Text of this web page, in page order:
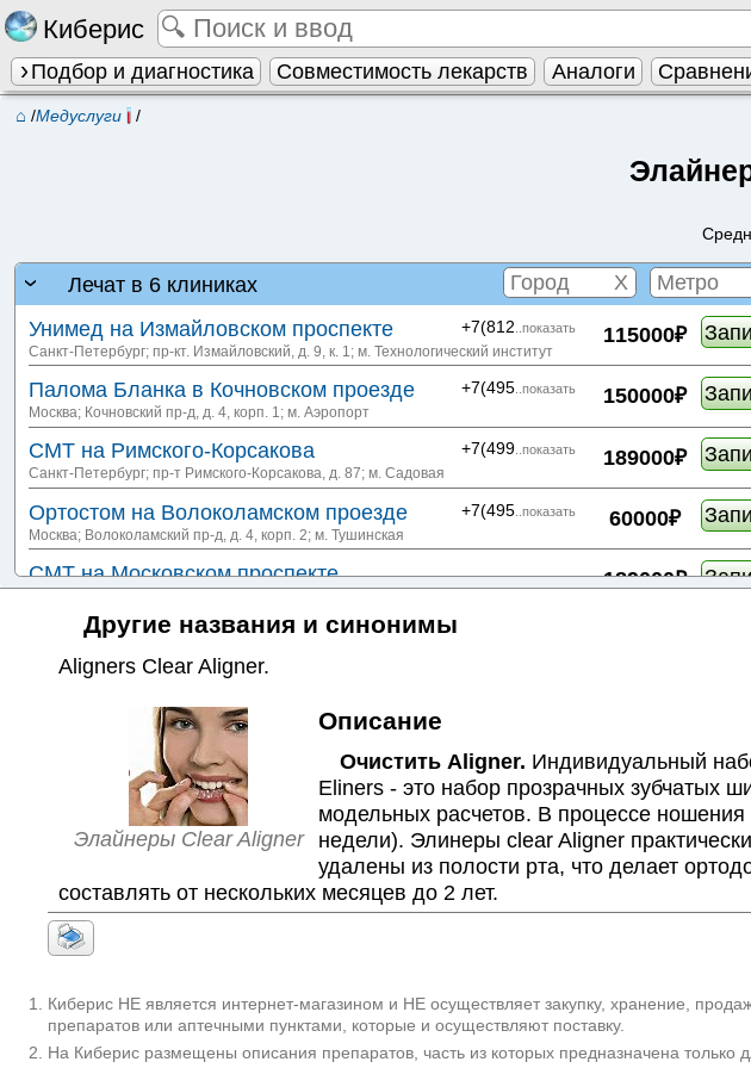
Киберис
Подбор и диагностика Совместимость лекарств Аналоги
⌂ /Медуслуги /
Лечат в 6 клиниках X
115000₽
+7(812 ..показать
Унимед на Измайловском проспекте
Санкт-Петербург; пр-кт. Измайловский, д. 9, к. 1; м. Технологический институт
150000₽
+7(495 ..показать
Палома Бланка в Кочновском проезде
Москва; Кочновский пр-д, д. 4, корп. 1; м. Аэропорт
189000₽
+7(499..показать
СМТ на Римского-Корсакова
Санкт-Петербург; пр-т Римского-Корсакова, д. 87; м. Садовая
60000₽
+7(495 ..показать
Ортостом на Волоколамском проезде
Москва; Волоколамский пр-д, д. 4, корп. 2; м. Тушинская
189000₽
СМТ на Московском проспекте
Aesthetic Dental Club на Мебельной
Санкт-Петербург; ул. Мебельная, д. 19, корп. 2
Другие названия и синонимы
Aligners Clear Aligner.
Элайнеры Clear Aligner
Описание
Очистить Aligner. Индивидуальный
Eliners - это набор прозрачных зубчатых
модельных расчетов. В процессе
недели). Элинеры сlear Aligner
удалены из полости рта, что делает
составлять от нескольких месяцев до 2 лет.
Киберис НЕ является интернет-магазином и НЕ осуществляет закупку, хранение,
препаратов или аптечными пунктами, которые и осуществляют поставку.
На Киберис размещены описания препаратов, часть из которых предназначена